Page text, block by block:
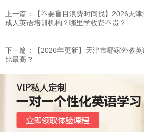
上一篇：【不要盲目浪费时间找】2026天
成人英语培训机构？哪里学收费不贵？
下一篇：【2026年更新】天津市哪家外教
比最高？